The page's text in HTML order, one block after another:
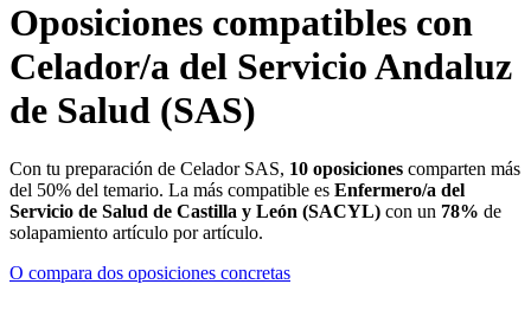
Oposiciones compatibles con
Celador/a del Servicio Andaluz
de Salud (SAS)
Con tu preparación de Celador SAS, 10 oposiciones comparten más
del 50% del temario. La más compatible es Enfermero/a del
Servicio de Salud de Castilla y León (SACYL) con un 78% de
solapamiento artículo por artículo.
O compara dos oposiciones concretas